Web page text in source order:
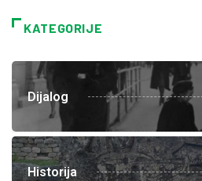
KATEGORIJE
Dijalog
Historija